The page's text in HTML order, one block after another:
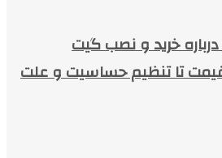
خرید و نصب گیت
تا تنظیم حساسیت و علت